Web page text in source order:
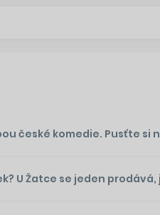
české komedie. Pusťte
U Žatce se jeden